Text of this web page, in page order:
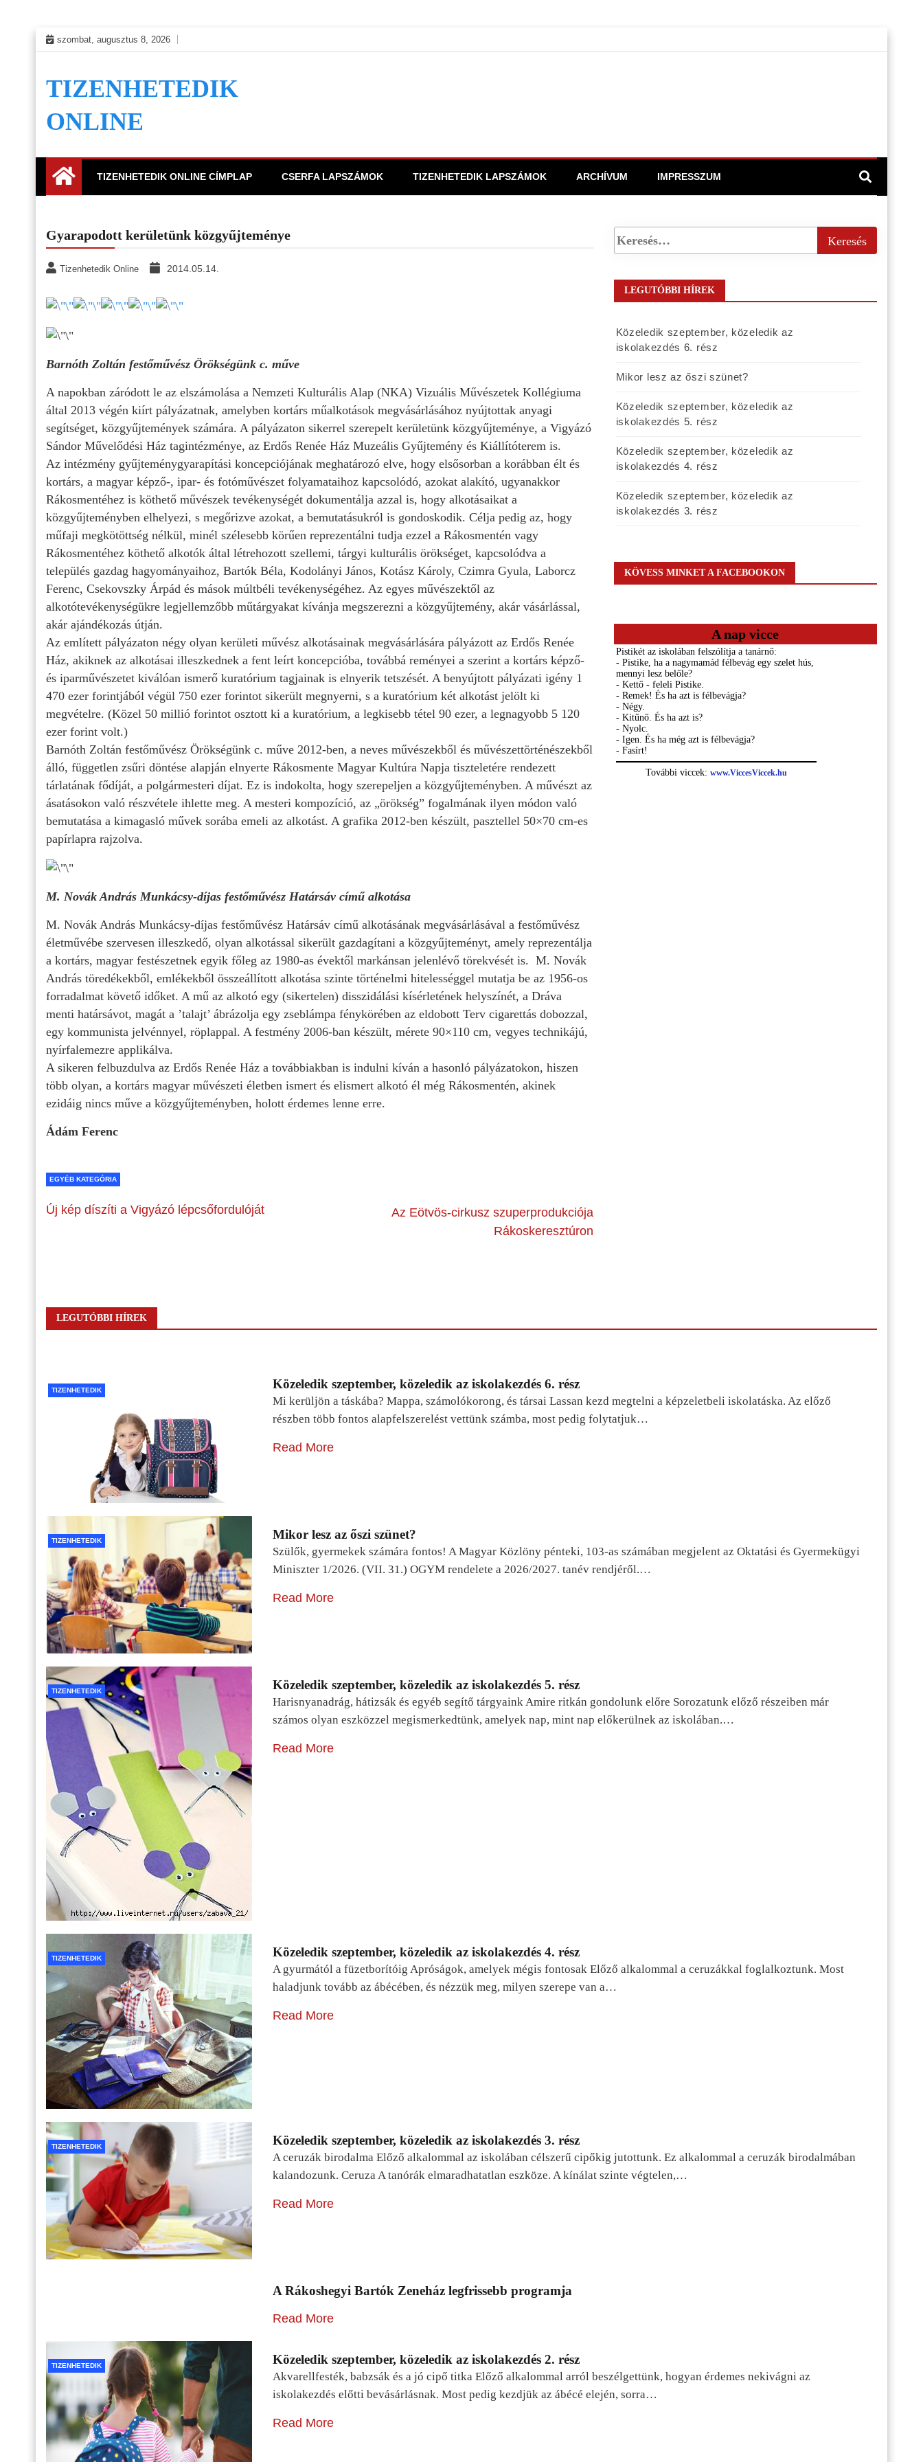
Skip
to
szombat, augusztus 8, 2026
TIZENHETEDIK
ONLINE
TIZENHETEDIK ONLINE CÍMPLAP CSERFA LAPSZÁMOK TIZENHETEDIK LAPSZÁMOK ARCHÍVUM IMPRESSZUM
Gyarapodott kerületünk közgyűjteménye
Tizenhetedik Online 2014.05.14.
Barnóth Zoltán festőművész Örökségünk c. műve
A napokban záródott le az elszámolása a Nemzeti Kulturális Alap (NKA) Vizuális Művészetek Kollégiuma
által 2013 végén kiírt pályázatnak, amelyben kortárs műalkotások megvásárlásához nyújtottak anyagi
segítséget, közgyűjtemények számára. A pályázaton sikerrel szerepelt kerületünk közgyűjteménye, a Vigyázó
Sándor Művelődési Ház tagintézménye, az Erdős Renée Ház Muzeális Gyűjtemény és Kiállítóterem is.
Az intézmény gyűjteménygyarapítási koncepciójának meghatározó elve, hogy elsősorban a korábban élt és
kortárs, a magyar képző-, ipar- és fotóművészet folyamataihoz kapcsolódó, azokat alakító, ugyanakkor
Rákosmentéhez is köthető művészek tevékenységét dokumentálja azzal is, hogy alkotásaikat a
közgyűjteményben elhelyezi, s megőrizve azokat, a bemutatásukról is gondoskodik. Célja pedig az, hogy
műfaji megkötöttség nélkül, minél szélesebb körűen reprezentálni tudja ezzel a Rákosmentén vagy
Rákosmentéhez köthető alkotók által létrehozott szellemi, tárgyi kulturális örökséget, kapcsolódva a
település gazdag hagyományaihoz, Bartók Béla, Kodolányi János, Kotász Károly, Czimra Gyula, Laborcz
Ferenc, Csekovszky Árpád és mások múltbéli tevékenységéhez. Az egyes művészektől az
alkotótevékenységükre legjellemzőbb műtárgyakat kívánja megszerezni a közgyűjtemény, akár vásárlással,
akár ajándékozás útján.
Az említett pályázaton négy olyan kerületi művész alkotásainak megvásárlására pályázott az Erdős Renée
Ház, akiknek az alkotásai illeszkednek a fent leírt koncepcióba, továbbá reményei a szerint a kortárs képző-
és iparművészetet kiválóan ismerő kuratórium tagjainak is elnyerik tetszését. A benyújtott pályázati igény 1
470 ezer forintjából végül 750 ezer forintot sikerült megnyerni, s a kuratórium két alkotást jelölt ki
megvételre. (Közel 50 millió forintot osztott ki a kuratórium, a legkisebb tétel 90 ezer, a legnagyobb 5 120
ezer forint volt.)
Barnóth Zoltán festőművész Örökségünk c. műve 2012-ben, a neves művészekből és művészettörténészekből
álló, független zsűri döntése alapján elnyerte Rákosmente Magyar Kultúra Napja tiszteletére rendezett
tárlatának fődíját, a polgármesteri díjat. Ez is indokolta, hogy szerepeljen a közgyűjteményben. A művészt az
ásatásokon való részvétele ihlette meg. A mesteri kompozíció, az „örökség” fogalmának ilyen módon való
bemutatása a kimagasló művek sorába emeli az alkotást. A grafika 2012-ben készült, pasztellel 50×70 cm-es
papírlapra rajzolva.
M. Novák András Munkácsy-díjas festőművész Határsáv című alkotása
M. Novák András Munkácsy-díjas festőművész Határsáv című alkotásának megvásárlásával a festőművész
életművébe szervesen illeszkedő, olyan alkotással sikerült gazdagítani a közgyűjteményt, amely reprezentálja
a kortárs, magyar festészetnek egyik főleg az 1980-as évektől markánsan jelenlévő törekvését is. M. Novák
András töredékekből, emlékekből összeállított alkotása szinte történelmi hitelességgel mutatja be az 1956-os
forradalmat követő időket. A mű az alkotó egy (sikertelen) disszidálási kísérletének helyszínét, a Dráva
menti határsávot, magát a ’talajt’ ábrázolja egy zseblámpa fénykörében az eldobott Terv cigarettás dobozzal,
egy kommunista jelvénnyel, röplappal. A festmény 2006-ban készült, mérete 90×110 cm, vegyes technikájú,
nyírfalemezre applikálva.
A sikeren felbuzdulva az Erdős Renée Ház a továbbiakban is indulni kíván a hasonló pályázatokon, hiszen
több olyan, a kortárs magyar művészeti életben ismert és elismert alkotó él még Rákosmentén, akinek
ezidáig nincs műve a közgyűjteményben, holott érdemes lenne erre.
Ádám Ferenc
EGYÉB KATEGÓRIA
Új kép díszíti a Vigyázó lépcsőfordulóját
Az Eötvös-cirkusz szuperprodukciója
Rákoskeresztúron
LEGUTÓBBI HÍREK
Közeledik szeptember, közeledik az
iskolakezdés 6. rész
Mikor lesz az őszi szünet?
Közeledik szeptember, közeledik az
iskolakezdés 5. rész
Közeledik szeptember, közeledik az
iskolakezdés 4. rész
Közeledik szeptember, közeledik az
iskolakezdés 3. rész
KÖVESS MINKET A FACEBOOKON
A nap vicce
LEGUTÓBBI HÍREK
TIZENHETEDIK Közeledik szeptember, közeledik az iskolakezdés 6. rész
Mi kerüljön a táskába? Mappa, számolókorong, és társai Lassan kezd megtelni a képzeletbeli iskolatáska. Az előző
részben több fontos alapfelszerelést vettünk számba, most pedig folytatjuk…
Read More
TIZENHETEDIK Mikor lesz az őszi szünet?
Szülők, gyermekek számára fontos! A Magyar Közlöny pénteki, 103-as számában megjelent az Oktatási és Gyermekügyi
Miniszter 1/2026. (VII. 31.) OGYM rendelete a 2026/2027. tanév rendjéről.…
Read More
TIZENHETEDIK Közeledik szeptember, közeledik az iskolakezdés 5. rész
Harisnyanadrág, hátizsák és egyéb segítő tárgyaink Amire ritkán gondolunk előre Sorozatunk előző részeiben már
számos olyan eszközzel megismerkedtünk, amelyek nap, mint nap előkerülnek az iskolában.…
Read More
TIZENHETEDIK Közeledik szeptember, közeledik az iskolakezdés 4. rész
A gyurmától a füzetborítóig Apróságok, amelyek mégis fontosak Előző alkalommal a ceruzákkal foglalkoztunk. Most
haladjunk tovább az ábécében, és nézzük meg, milyen szerepe van a…
Read More
TIZENHETEDIK Közeledik szeptember, közeledik az iskolakezdés 3. rész
A ceruzák birodalma Előző alkalommal az iskolában célszerű cipőkig jutottunk. Ez alkalommal a ceruzák birodalmában
kalandozunk. Ceruza A tanórák elmaradhatatlan eszköze. A kínálat szinte végtelen,…
Read More
A Rákoshegyi Bartók Zeneház legfrissebb programja
Read More
TIZENHETEDIK Közeledik szeptember, közeledik az iskolakezdés 2. rész
Akvarellfesték, babzsák és a jó cipő titka Előző alkalommal arról beszélgettünk, hogyan érdemes nekivágni az
iskolakezdés előtti bevásárlásnak. Most pedig kezdjük az ábécé elején, sorra…
Read More